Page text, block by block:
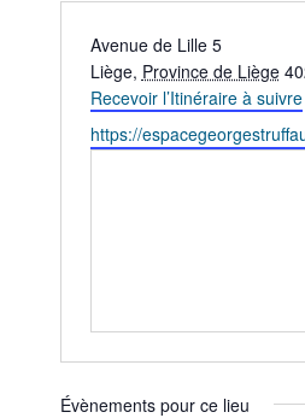
Adresse
Avenue de Lille 5
Liège, Province de Liège
Recevoir l’Itinéraire à suivre
Site
web
https://
Évènements pour ce lieu